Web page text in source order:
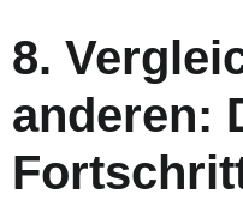
8.
anderen: